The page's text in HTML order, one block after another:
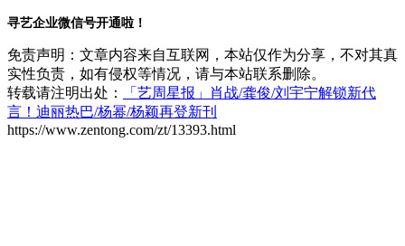
寻艺企业微信号开通啦！
免责声明：文章内容来自互联网，本站仅作为分享，不对其真
实性负责，如有侵权等情况，请与本站联系删除。
转载请注明出处：
「艺周星报」肖战/龚俊/刘宇宁解锁新代
言！迪丽热巴/杨幂/杨颖再登新刊
https://www.zentong.com/zt/13393.html